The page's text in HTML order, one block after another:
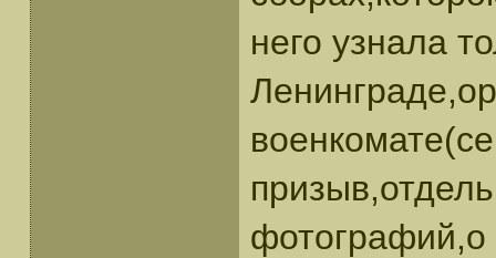
него узнала
фотографий,о